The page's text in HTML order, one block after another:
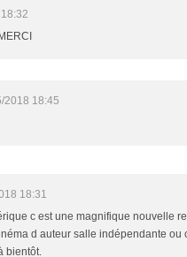
2018 18:45
18:31
c est une magnifique nouvelle
d auteur salle indépendante ou
bientôt.